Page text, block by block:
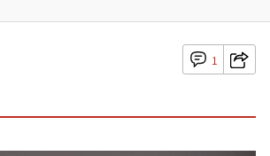
1